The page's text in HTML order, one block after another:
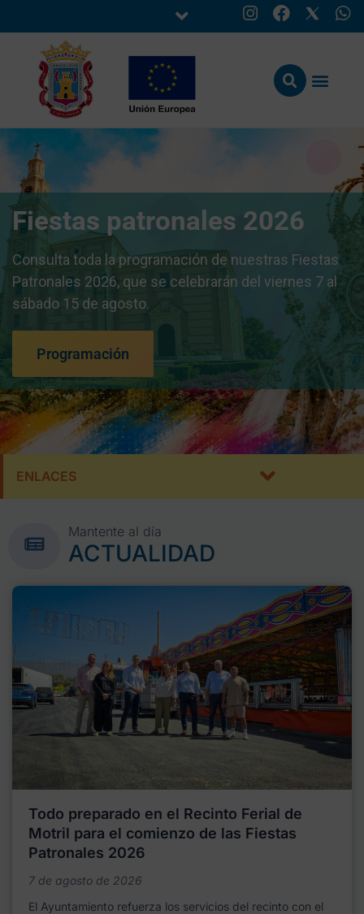
Fiestas patronales 2026
Consulta toda la programación de nuestras Fiestas
Patronales 2026, que se celebrarán del viernes 7 al
sábado 15 de agosto.
Programación
ENLACES
Mantente al día
ACTUALIDAD
Todo preparado en el Recinto Ferial de
Motril para el comienzo de las Fiestas
Patronales 2026
7 de agosto de 2026
El Ayuntamiento refuerza los servicios del recinto con el